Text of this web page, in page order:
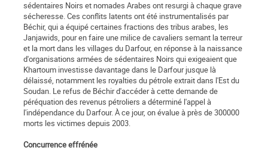
sédentaires Noirs et nomades Arabes ont resurgi à chaque grave
sécheresse. Ces conflits latents ont été instrumentalisés par
Béchir, qui a équipé certaines fractions des tribus arabes, les
Janjawids, pour en faire une milice de cavaliers semant la terreur
et la mort dans les villages du Darfour, en réponse à la naissance
d'organisations armées de sédentaires Noirs qui exigeaient que
Khartoum investisse davantage dans le Darfour jusque là
délaissé, notamment les royalties du pétrole extrait dans l'Est du
Soudan. Le refus de Béchir d'accéder à cette demande de
péréquation des revenus pétroliers a déterminé l'appel à
l'indépendance du Darfour. À ce jour, on évalue à près de 300000
morts les victimes depuis 2003.
Concurrence effrénée